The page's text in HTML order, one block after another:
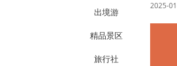
出境游
精品景区
旅行社
2025-